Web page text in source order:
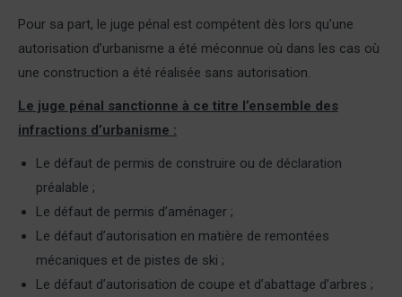
Pour sa part, le juge pénal est compétent dès lors qu’une
autorisation d’urbanisme a été méconnue où dans les cas où
une construction a été réalisée sans autorisation.
Le juge pénal sanctionne à ce titre l’ensemble des
infractions d’urbanisme :
Le défaut de permis de construire ou de déclaration
préalable ;
Le défaut de permis d’aménager ;
Le défaut d’autorisation en matière de remontées
mécaniques et de pistes de ski ;
Le défaut d’autorisation de coupe et d’abattage d’arbres ;